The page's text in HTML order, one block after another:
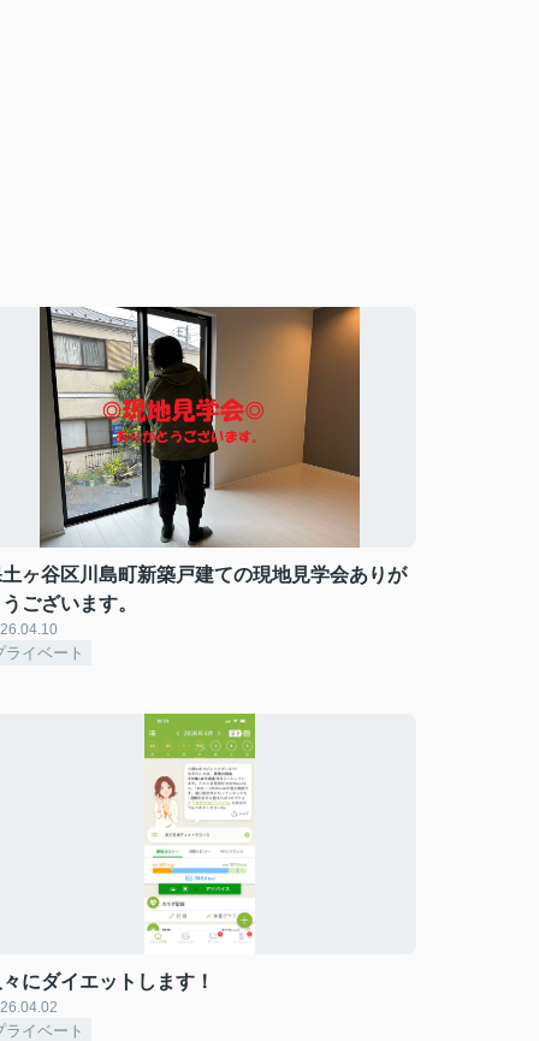
ヶ谷区川島町新築戸建ての現地見学会ありが
ございます。
ライベート
にダイエットします！
ライベート